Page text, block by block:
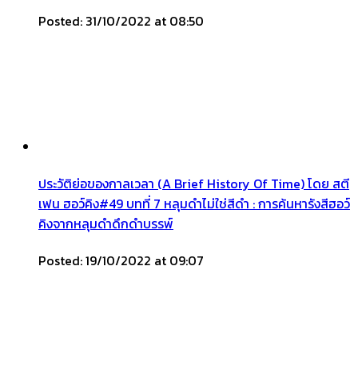
Posted: 31/10/2022 at 08:50
ประวัติย่อของกาลเวลา (A Brief History Of Time) โดย สตี
เฟน ฮอว์คิง#49 บทที่ 7 หลุมดำไม่ใช่สีดำ : การค้นหารังสีฮอว์
คิงจากหลุมดำดึกดำบรรพ์
Posted: 19/10/2022 at 09:07